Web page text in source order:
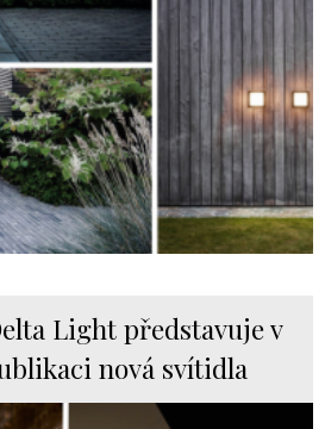
Light představuje v
nová svítidla